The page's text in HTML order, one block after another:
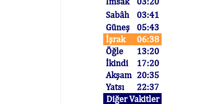
Sabâh
03:41
Güneş
05:43
İşrak
06:38
Öğle
13:20
İkindi
17:20
Akşam 20:35
Yatsı
22:37
Diğer Vakitler